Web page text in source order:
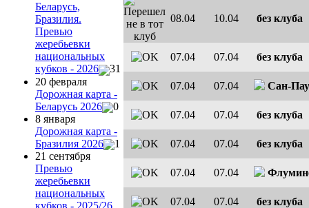
Беларусь,
Бразилия.
Превью
жеребьевки
национальных
кубков - 2026
31
20 февраля
Дорожная карта -
Беларусь 2026
0
8 января
Дорожная карта -
Бразилия 2026
1
21 сентября
Превью
жеребьевки
национальных
08.04 10.04 без клуба
07.04 07.04 без клуба
07.04 07.04 Сан-
07.04 07.04 без клуба
07.04 07.04 без клуба
07.04 07.04
07.04 07.04 без клуба